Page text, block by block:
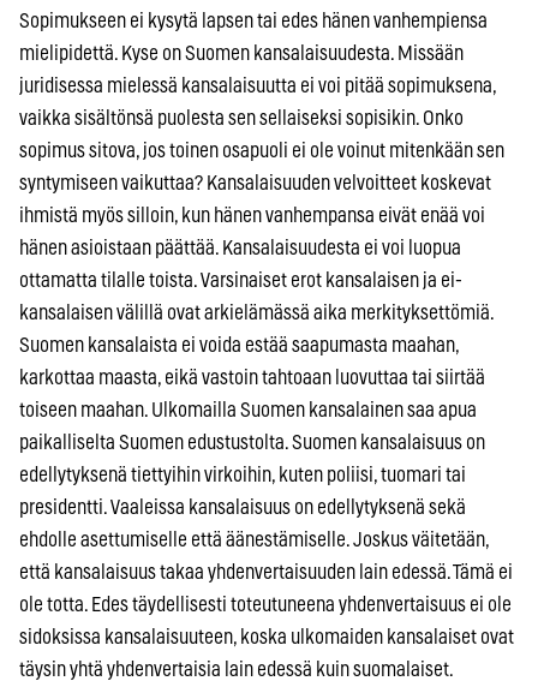
Sopimukseen ei kysytä lapsen tai edes hänen vanhempiensa
mielipidettä. Kyse on Suomen kansalaisuudesta. Missään
juridisessa mielessä kansalaisuutta ei voi pitää sopimuksena,
vaikka sisältönsä puolesta sen sellaiseksi sopisikin. Onko
sopimus sitova, jos toinen osapuoli ei ole voinut mitenkään sen
syntymiseen vaikuttaa? Kansalaisuuden velvoitteet koskevat
ihmistä myös silloin, kun hänen vanhempansa eivät enää voi
hänen asioistaan päättää. Kansalaisuudesta ei voi luopua
ottamatta tilalle toista. Varsinaiset erot kansalaisen ja ei-
kansalaisen välillä ovat arkielämässä aika merkityksettömiä.
Suomen kansalaista ei voida estää saapumasta maahan,
karkottaa maasta, eikä vastoin tahtoaan luovuttaa tai siirtää
toiseen maahan. Ulkomailla Suomen kansalainen saa apua
paikalliselta Suomen edustustolta. Suomen kansalaisuus on
edellytyksenä tiettyihin virkoihin, kuten poliisi, tuomari tai
presidentti. Vaaleissa kansalaisuus on edellytyksenä sekä
ehdolle asettumiselle että äänestämiselle. Joskus väitetään,
että kansalaisuus takaa yhdenvertaisuuden lain edessä. Tämä ei
ole totta. Edes täydellisesti toteutuneena yhdenvertaisuus ei ole
sidoksissa kansalaisuuteen, koska ulkomaiden kansalaiset ovat
täysin yhtä yhdenvertaisia lain edessä kuin suomalaiset.